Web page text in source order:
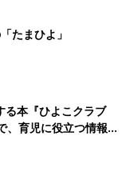
たまひよ」
る本『ひよこクラブ
育児に役立つ情報が